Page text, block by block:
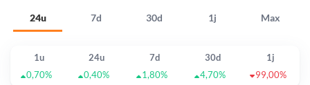
24u 7d 30d 1j Max
1u 24u 7d 30d
1j
0,70%
0,40% 1,80% 4,70% 99,00%